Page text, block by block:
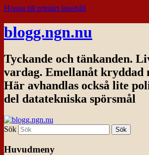
Hoppa till primärt innehåll
blogg.ngn.nu
Tyckande och tänkanden.
vardag. Emellanåt kryddad
Här avhandlas också lite
del datatekniska spörsmål
Sök
Huvudmeny